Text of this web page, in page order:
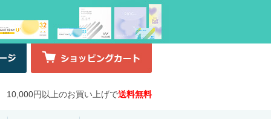
10,000円以上のお買い上げで送料無料